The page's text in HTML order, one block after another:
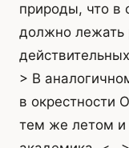
природы, что в
должно лежать
> В
в окрестности
тем же летом и